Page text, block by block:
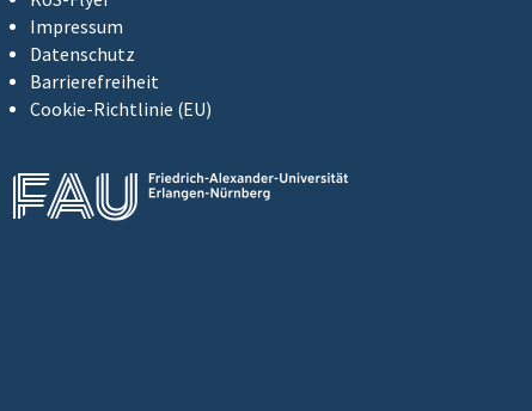
Impressum
Datenschutz
Barrierefreiheit
Cookie-Richtlinie (EU)